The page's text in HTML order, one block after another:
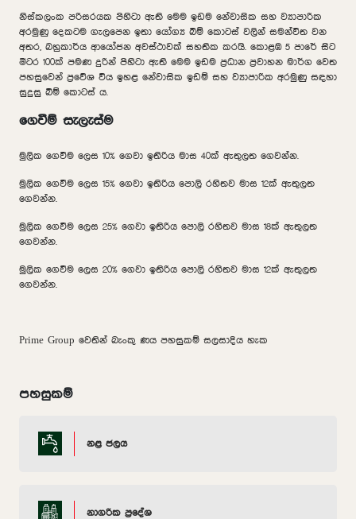
නිස්කලංක පරිසරයක පිහිටා ඇති මෙම ඉඩම නේවාසික සහ ව්‍යාපාරික
අරමුණු දෙකටම ගැලපෙන ඉතා යෝග්‍ය බිම් කොටස් වලින් සමන්විත වන
අතර, බහුකාර්ය ආයෝජන අවස්ථාවක් සහතික කරයි. කොළඹ 5 පාරේ සිට
මීටර 100ක් පමණ දුරින් පිහිටා ඇති මෙම ඉඩම ප්‍රධාන ප්‍රවාහන මාර්ග වෙත
පහසුවෙන් ප්‍රවේශ විය ඉහළ නේවාසික ඉඩම් සහ ව්‍යාපාරික අරමුණු සඳහා
සුදුසු බිම් කොටස් ය.
ගෙවීම් සැලැස්ම
මුලික ගෙවීම ලෙස 10% ගෙවා ඉතිරිය මාස 40ක් ඇතුලත ගෙවන්න.
මුලික ගෙවීම ලෙස 15% ගෙවා ඉතිරිය පොලි රහිතව මාස 12ක් ඇතුලත
ගෙවන්න.
මුලික ගෙවීම ලෙස 25% ගෙවා ඉතිරිය පොලි රහිතව මාස 18ක් ඇතුලත
ගෙවන්න.
මුලික ගෙවීම ලෙස 20% ගෙවා ඉතිරිය පොලි රහිතව මාස 12ක් ඇතුලත
ගෙවන්න.
Prime Group වෙතින් බැංකු ණය පහසුකම් සලසාදිය හැක
පහසුකම්
නළ ජලය
නාගරික ප්‍රදේශ